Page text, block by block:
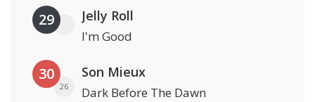
29 Jelly Roll
I'm Good
30
26
Son Mieux
Dark Before The Dawn